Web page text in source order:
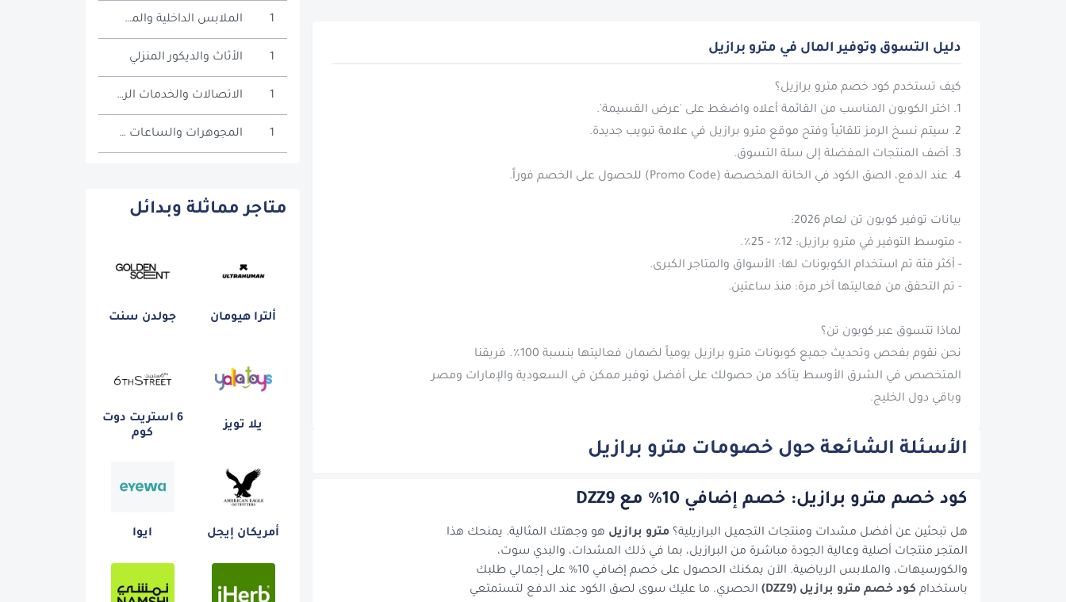
دليل التسوق وتوفير المال في مترو برازيل
نحن نقوم بفحص وتحديث جميع كوبونات مترو برازيل يومياً لضمان فعاليتها بنسبة 100٪. فريقنا
المتخصص في الشرق الأوسط يتأكد من حصولك على أفضل توفير ممكن في السعودية والإمارات ومصر
وباقي دول الخليج.
الأسئلة الشائعة حول خصومات مترو برازيل
كود خصم مترو برازيل: خصم إضافي 10% مع DZZ9
هل تبحثين عن أفضل مشدات ومنتجات التجميل البرازيلية؟ مترو برازيل هو وجهتك المثالية. يمنحك هذا
المتجر منتجات أصلية وعالية الجودة مباشرة من البرازيل، بما في ذلك المشدات، والبدي سوت،
والكورسيهات، والملابس الرياضية. الآن يمكنك الحصول على خصم إضافي 10% على إجمالي طلبك
باستخدام كود خصم مترو برازيل (DZZ9)
الحصري. ما عليك سوى لصق الكود عند الدفع لتستمتعي
الملابس الداخلية والمشدات 1
الأثاث والديكور المنزلي 1
الاتصالات والخدمات الرقمية 1
المجوهرات والساعات والإكسسوارات 1
متاجر مماثلة وبدائل
ألترا هيومان جولدن سنت
يلا تويز
6 استريت دوت
كوم
أمريكان إيجل ايوا